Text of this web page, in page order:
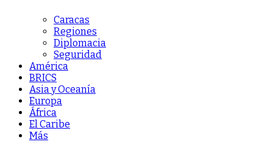
Caracas
Regiones
Diplomacia
Seguridad
América
BRICS
Asia y Oceanía
Europa
África
El Caribe
Más